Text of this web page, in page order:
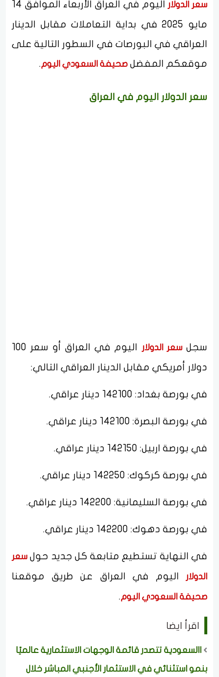
سعر الدولار
اليوم في العراق الأربعاء الموافق 14
مايو 2025 في بداية التعاملات مقابل الدينار
العراقي في البورصات في السطور التالية على
موقعكم المفضل صحيفة السعودي اليوم.
سعر الدولار اليوم في العراق
سجلسعر الدولار
اليوم في العراق أو سعر 100
دولار أمريكي مقابل الدينار العراقي التالي:
في بورصة بغداد: 142100 دينار عراقي.
في بورصة البصرة: 142100 دينار عراقي.
في بورصة اربيل: 142150 دينار عراقي.
في بورصة كركوك: 142250 دينار عراقي.
في بورصة السليمانية: 142200 دينار عراقي.
في بورصة دهوك: 142200 دينار عراقي.
في النهاية تستطيع متابعة كل جديد حول سعر
الدولار اليوم في العراق عن طريق موقعنا
صحيفة السعودي اليوم.
اقرأ ايضا
االسعودية تتصدر قائمة الوجهات الاستثمارية عالميًا
بنمو استثنائي في الاستثمار الأجنبي المباشر خلال